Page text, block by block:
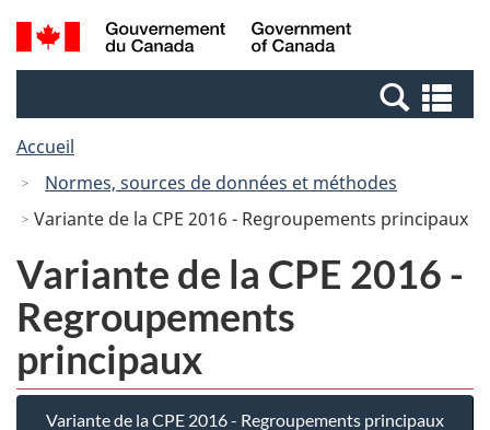
Passer
au
Passer
à
Canada
Recherche
et
et
Accueil
Normes, sources de données et méthodes
Variante de la CPE 2016 - Regroupements principaux
Variante de la CPE 2016 -
Regroupements
principaux
Variante de la CPE 2016 - Regroupements principaux